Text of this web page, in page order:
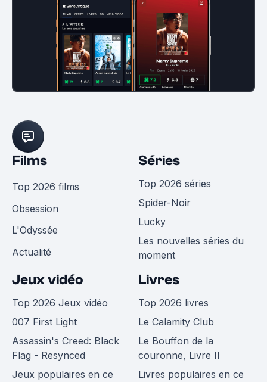
Films
Top 2026 films
Obsession
L'Odyssée
Actualité
Séries
Top 2026 séries
Spider-Noir
Lucky
Les nouvelles séries du
moment
Jeux vidéo
Top 2026 Jeux vidéo
007 First Light
Assassin's Creed: Black
Flag - Resynced
Jeux populaires en ce
Livres
Top 2026 livres
Le Calamity Club
Le Bouffon de la
couronne, Livre II
Livres populaires en ce